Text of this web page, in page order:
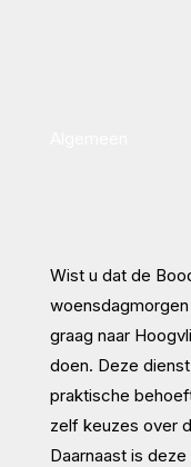
Wist u dat de
graag naar
doen. Deze
praktische
zelf keuzes over
Daarnaast is